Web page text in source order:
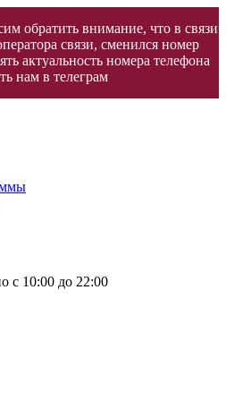
обратить внимание, что в связи
связи, сменился номер
актуальность номера телефона
нам в телеграм
с 10:00 до 22:00